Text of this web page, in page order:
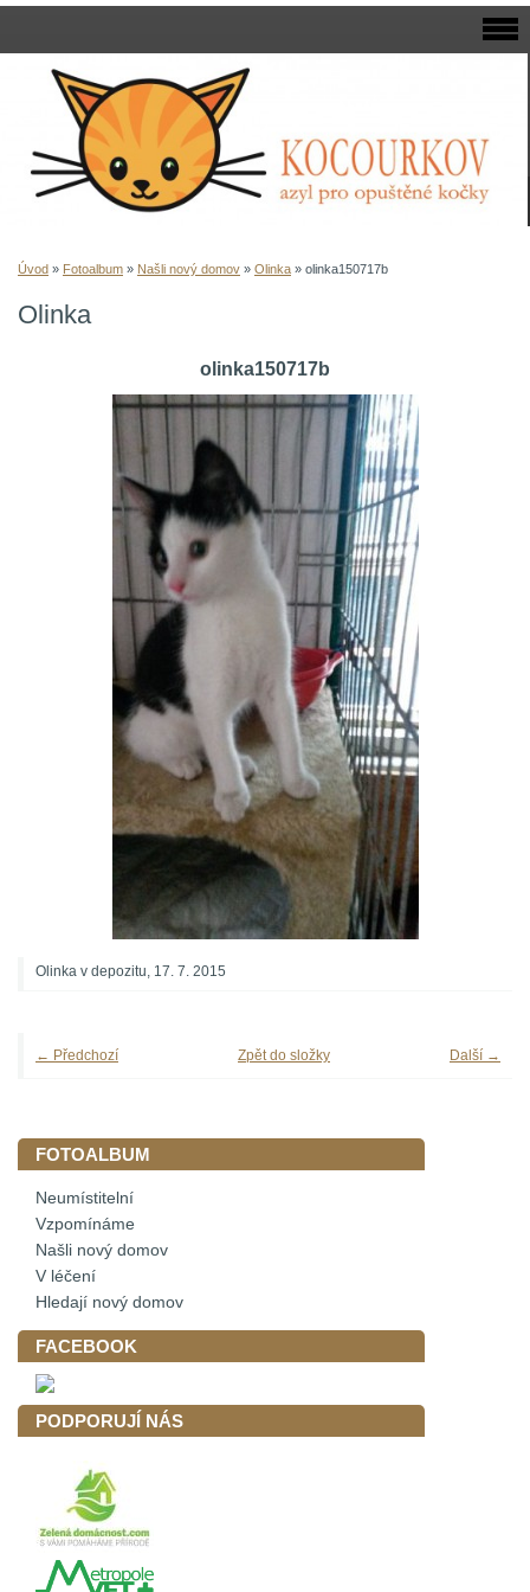
Úvod » Fotoalbum » Našli nový domov » Olinka » olinka150717b
Olinka
olinka150717b
Olinka v depozitu, 17. 7. 2015
← Předchozí Další →
Zpět do složky
FOTOALBUM
Neumístitelní
Vzpomínáme
Našli nový domov
V léčení
Hledají nový domov
FACEBOOK
PODPORUJÍ NÁS